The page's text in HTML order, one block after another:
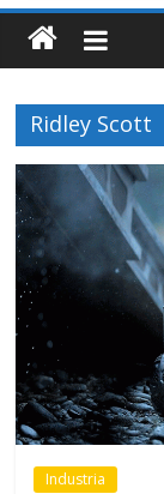
Ridley Scott
Industria